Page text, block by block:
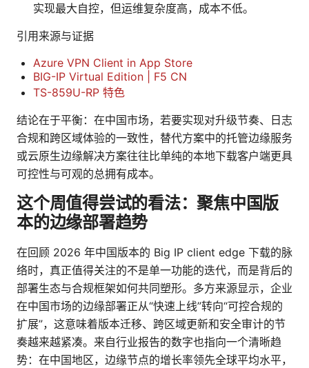
实现最大自控，但运维复杂度高，成本不低。
引用来源与证据
Azure VPN Client in App Store
BIG-IP Virtual Edition | F5 CN
TS-859U-RP 特色
结论在于平衡：在中国市场，若要实现对升级节奏、日志
合规和跨区域体验的一致性，替代方案中的托管边缘服务
或云原生边缘解决方案往往比单纯的本地下载客户端更具
可控性与可观的总拥有成本。
这个周值得尝试的看法：聚焦中国版
本的边缘部署趋势
在回顾 2026 年中国版本的 Big IP client edge 下载的脉
络时，真正值得关注的不是单一功能的迭代，而是背后的
部署生态与合规框架如何共同塑形。多方来源显示，企业
在中国市场的边缘部署正从“快速上线”转向“可控合规的
扩展”，这意味着版本迁移、跨区域更新和安全审计的节
奏越来越紧凑。来自行业报告的数字也指向一个清晰趋
势：在中国地区，边缘节点的增长率领先全球平均水平，